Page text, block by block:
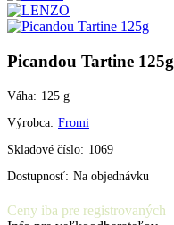
Picandou Tartine 125g
Váha: 125 g
Výrobca: Fromi
Skladové číslo: 1069
Dostupnosť: Na objednávku
Ceny iba pre registrovaných